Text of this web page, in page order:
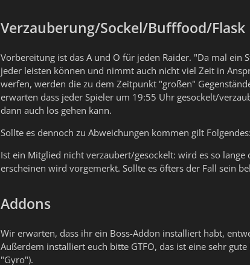
Verzauberung/Sockel/Bufffood/Flask
Vorbereitung ist das A und O für jeden Raider. "Da mal
jeder leisten können und nimmt auch nicht viel Zeit in
werfen, werden die zu dem Zeitpunkt "großen"
erwarten dass jeder Spieler um 19:55 Uhr gesockelt/
dann auch los gehen kann.
Sollte es dennoch zu Abweichungen kommen gilt Folgendes:
Ist ein Mitglied nicht verzaubert/gesockelt: wird es so
erscheinen wird vorgemerkt. Sollte es öfters der Fall sein
Addons
Wir erwarten, dass ihr ein Boss-Addon installiert habt,
Außerdem installiert euch bitte GTFO, das ist eine sehr
"Gyro").